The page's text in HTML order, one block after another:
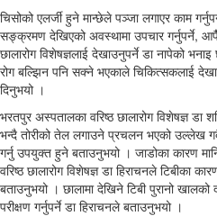
चिसोको एलर्जी हुने मान्छेले पञ्जा लगाएर काम
सङ्क्रमण देखिएको अवस्थामा उपचार गर्नुपर्ने,
छालारोग विशेषज्ञलाई देखाउनुपर्ने डा नापेको
रोग बल्झिन पनि सक्ने भएकाले चिकित्सकलाई
दिनुभयो ।
भरतपुर अस्पतालका वरिष्ठ छालारोग विशेषज्ञ डा
भन्दै तोरीको तेल लगाउने प्रचलन भएको उल्लेख
गर्नु उपयुक्त हुने बताउनुभयो । जाडोका कारण
वरिष्ठ छालारोग विशेषज्ञ डा हिराचनले टिबीका
बताउनुभयो । छालामा देखिने टिबी पुरानो
परीक्षण गर्नुपर्ने डा हिराचनले बताउनुभयो ।